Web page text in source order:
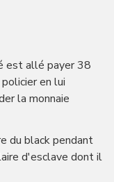
est allé payer 38
en lui
la monnaie
du black pendant
d'esclave dont il